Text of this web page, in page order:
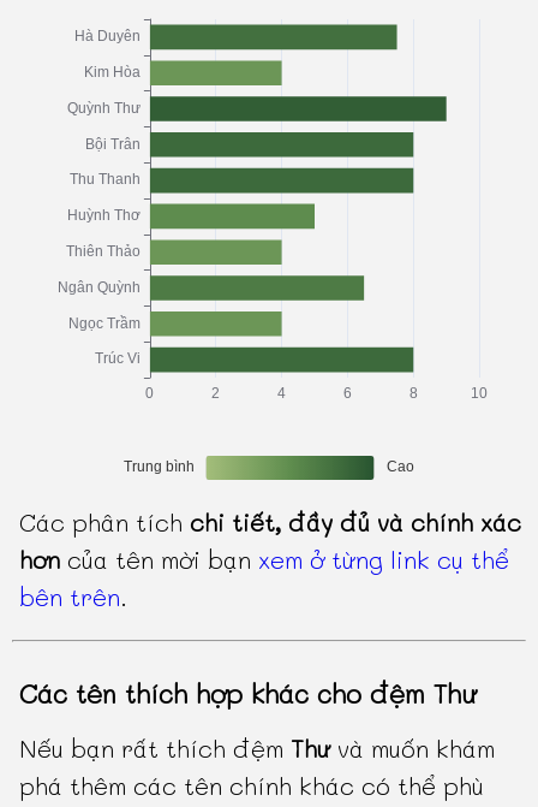
Các phân tích chi tiết, đầy đủ và chính xác
hơn của tên mời bạn xem ở từng link cụ thể
bên trên.
Các tên thích hợp khác cho đệm Thư
Nếu bạn rất thích đệm Thưvà muốn khám
phá thêm các tên chính khác có thể phù